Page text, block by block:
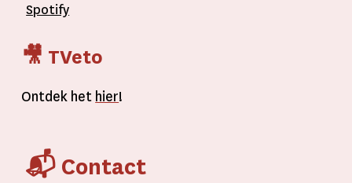
Spotify
🎥 TVeto
Ontdek het hier!
📬 Contact